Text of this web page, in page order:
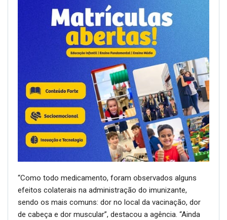
“Como todo medicamento, foram observados alguns
efeitos colaterais na administração do imunizante,
sendo os mais comuns: dor no local da vacinação, dor
de cabeça e dor muscular”, destacou a agência. “Ainda